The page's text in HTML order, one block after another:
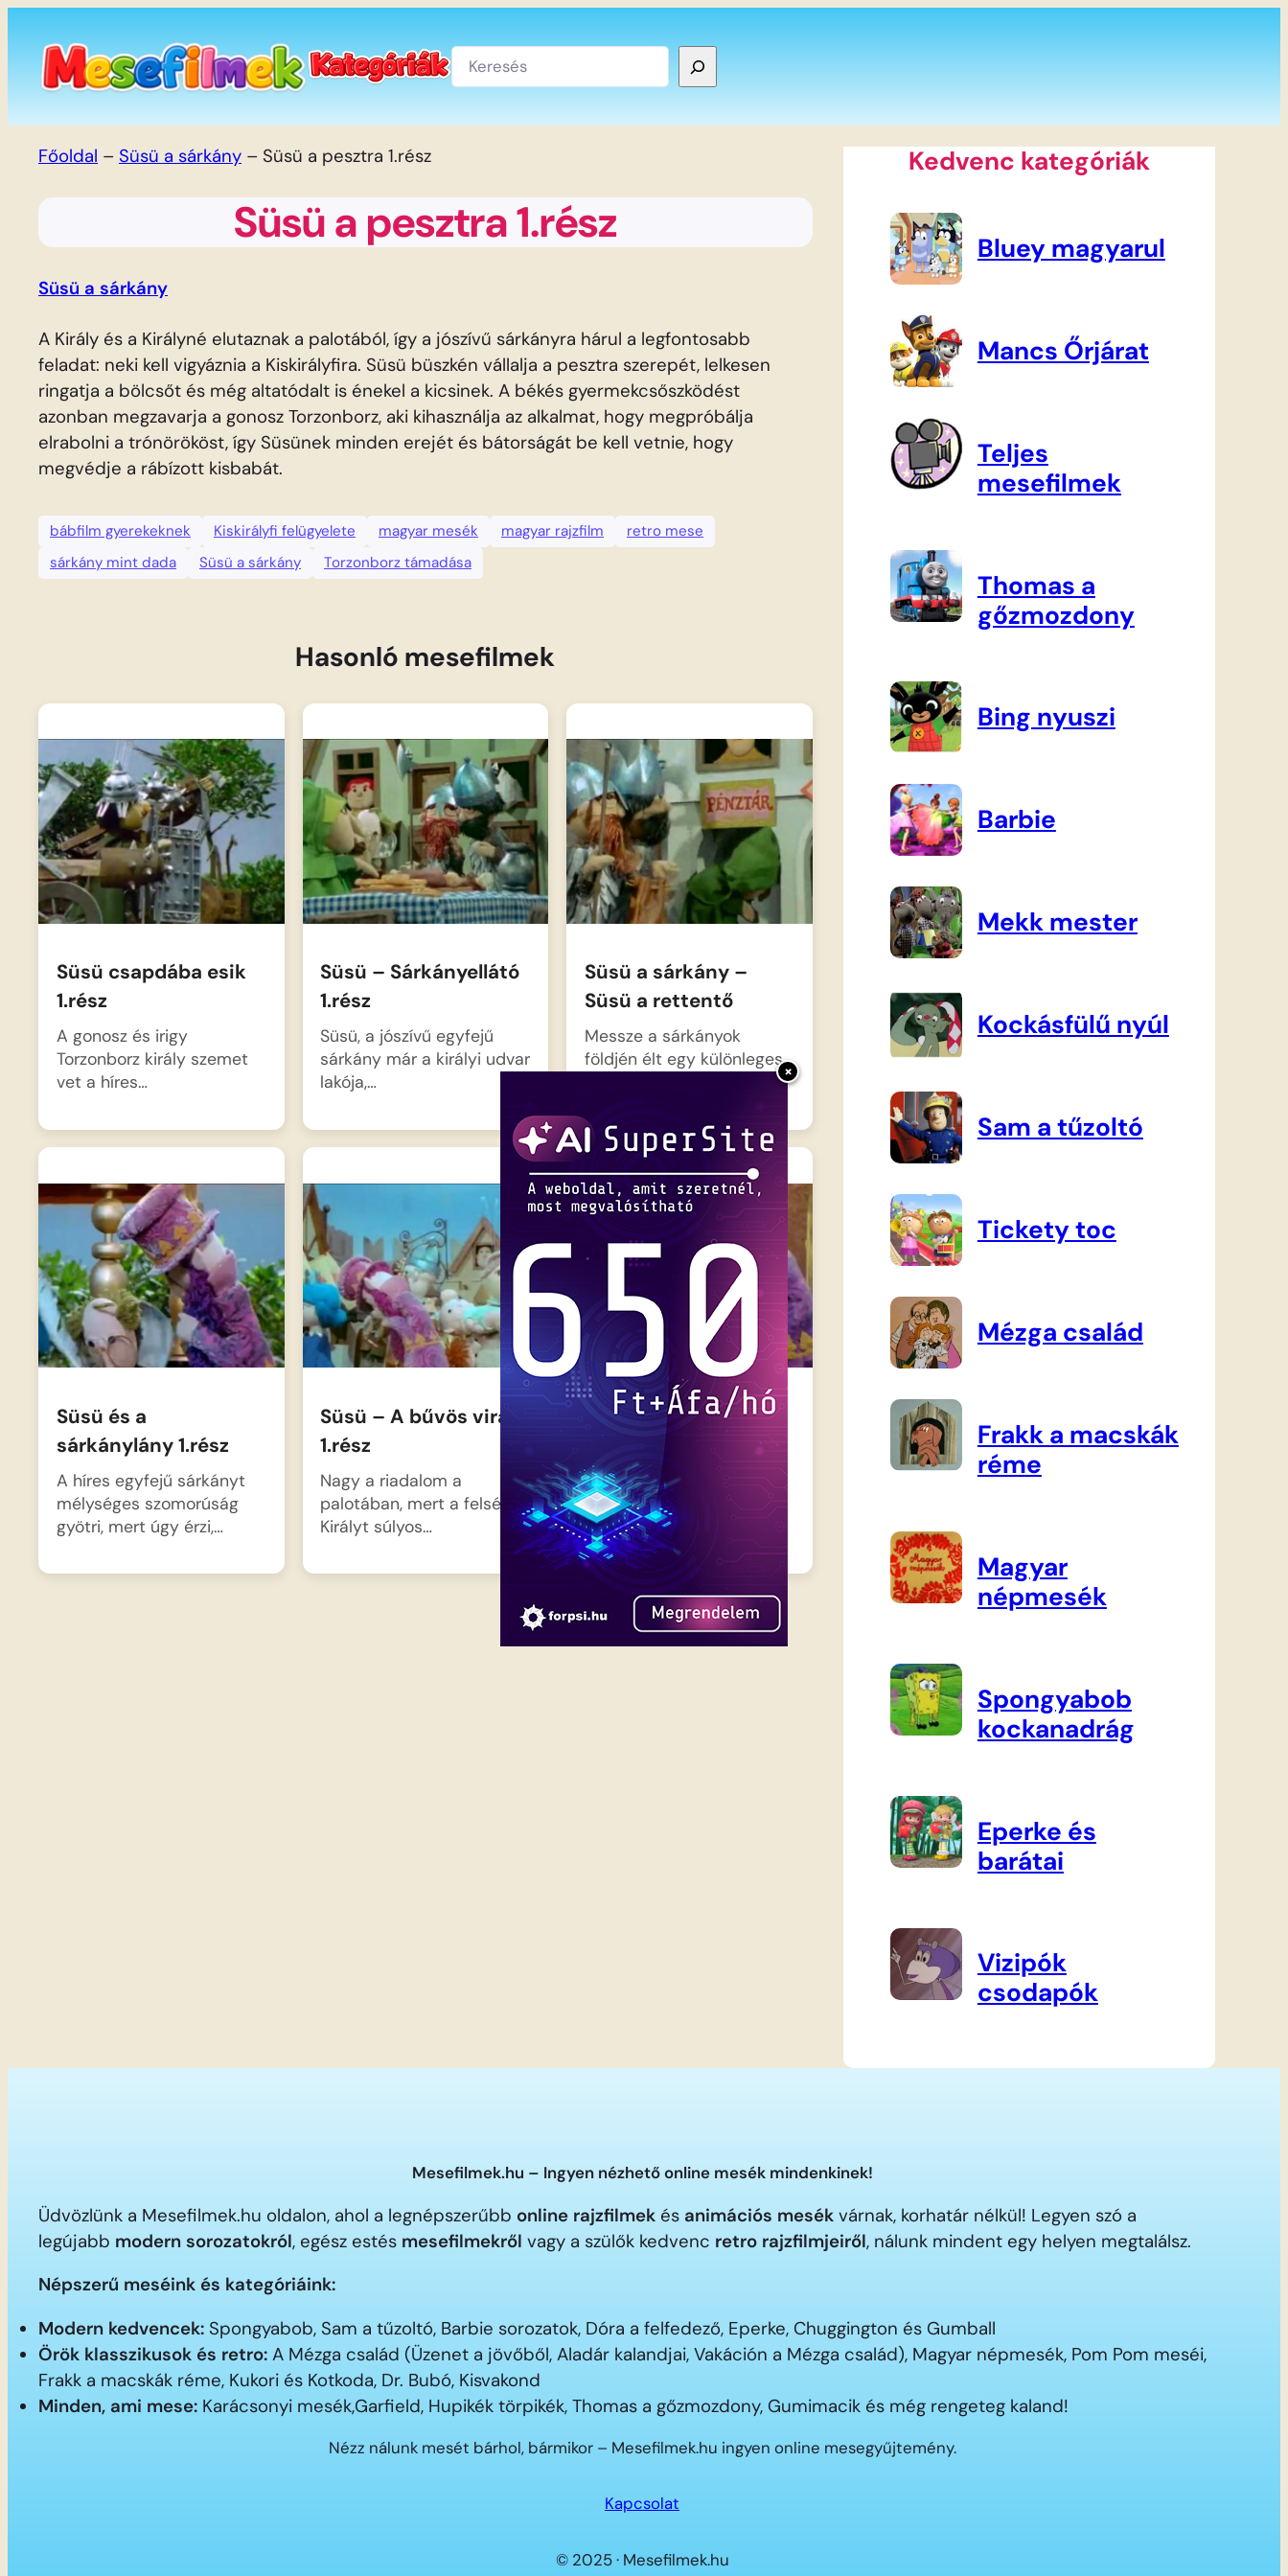
×
tartalomhoz
Keresés
Főoldal – Süsü a sárkány – Süsü a pesztra 1.rész
Süsü a pesztra 1.rész
Süsü a sárkány
A Király és a Királyné elutaznak a palotából, így a jószívű sárkányra hárul a legfontosabb
feladat: neki kell vigyáznia a Kiskirályfira. Süsü büszkén vállalja a pesztra szerepét, lelkesen
ringatja a bölcsőt és még altatódalt is énekel a kicsinek. A békés gyermekcsőszködést
azonban megzavarja a gonosz Torzonborz, aki kihasználja az alkalmat, hogy megpróbálja
elrabolni a trónörököst, így Süsünek minden erejét és bátorságát be kell vetnie, hogy
megvédje a rábízott kisbabát.
bábfilm gyerekeknek Kiskirályfi felügyelete magyar mesék magyar rajzfilm
retro mese
sárkány mint dada
Süsü a sárkány Torzonborz támadása
Hasonló mesefilmek
Süsü csapdába esik
1.rész
A gonosz és irigy
Torzonborz király szemet
vet a híres…
Süsü – Sárkányellátó
1.rész
Süsü, a jószívű egyfejű
sárkány már a királyi udvar
lakója,…
Süsü a sárkány –
Süsü a rettentő
Messze a sárkányok
földjén élt egy különleges
Süsü és a
sárkánylány 1.rész
A híres egyfejű sárkányt
mélységes szomorúság
gyötri, mert úgy érzi,…
Süsü – A bűvös virág
1.rész
Nagy a riadalom a
palotában, mert a felséges
Királyt súlyos…
Süsü – Vendég a
háznál 1.rész
Hatalmas a felfordulás a
királyi udvarban, mindenki
takarít és süt-főz,…
Kedvenc kategóriák
Bluey magyarul
Mancs Őrjárat
Teljes
mesefilmek
Thomas a
gőzmozdony
Bing nyuszi
Barbie
Mekk mester
Kockásfülű nyúl
Sam a tűzoltó
Tickety toc
Mézga család
Frakk a macskák
réme
Magyar
népmesék
Spongyabob
kockanadrág
Eperke és
barátai
Vizipók
csodapók
Mesefilmek.hu – Ingyen nézhető online mesék mindenkinek!
Üdvözlünk a Mesefilmek.hu oldalon, ahol a legnépszerűbb online rajzfilmek és animációs mesék várnak, korhatár nélkül! Legyen szó a
legújabb modern sorozatokról, egész estés mesefilmekről vagy a szülők kedvenc retro rajzfilmjeiről, nálunk mindent egy helyen megtalálsz.
Népszerű meséink és kategóriáink:
Modern kedvencek: Spongyabob, Sam a tűzoltó, Barbie sorozatok, Dóra a felfedező, Eperke, Chuggington és Gumball
Örök klasszikusok és retro: A Mézga család (Üzenet a jövőből, Aladár kalandjai, Vakáción a Mézga család), Magyar népmesék, Pom Pom meséi,
Frakk a macskák réme, Kukori és Kotkoda, Dr. Bubó, Kisvakond
Minden, ami mese: Karácsonyi mesék,Garfield, Hupikék törpikék, Thomas a gőzmozdony, Gumimacik és még rengeteg kaland!
Nézz nálunk mesét bárhol, bármikor – Mesefilmek.hu ingyen online mesegyűjtemény.
Kapcsolat
© 2025 · Mesefilmek.hu